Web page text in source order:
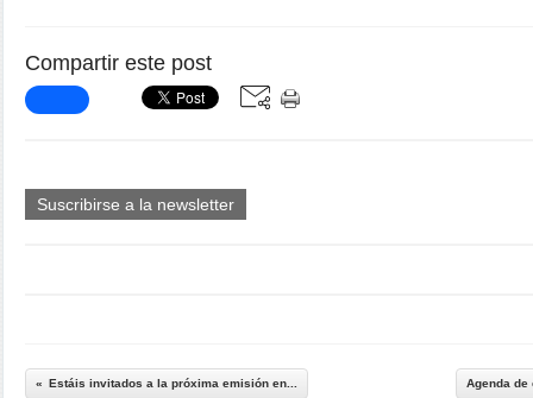
Compartir este post
Suscribirse a la newsletter
Estáis invitados a la próxima emisión en... Agenda de